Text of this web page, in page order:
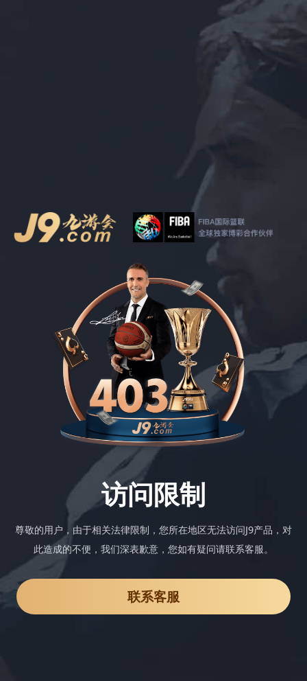
访问限制
尊敬的用户，由于相关法律限制，您所在地区无法访问J9产品，对
此造成的不便，我们深表歉意，您如有疑问请联系客服。
联系客服